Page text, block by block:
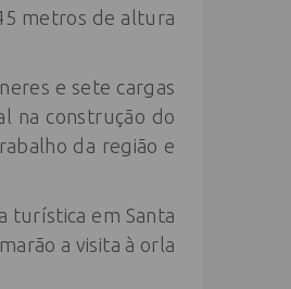
metros de altura
e sete cargas
na construção do
da região e
turística em Santa
a visita à orla